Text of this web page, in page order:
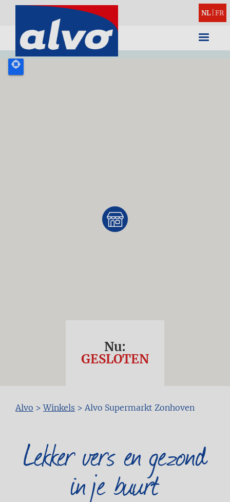
NL FR
Nu:
GESLOTEN
Kruimelpad
Alvo >Winkels > Alvo Supermarkt Zonhoven
Lekker vers en gezond
in je buurt